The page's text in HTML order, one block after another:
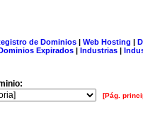
de Dominios| Web Hosting |
Expirados | Industrias |
[Pág.